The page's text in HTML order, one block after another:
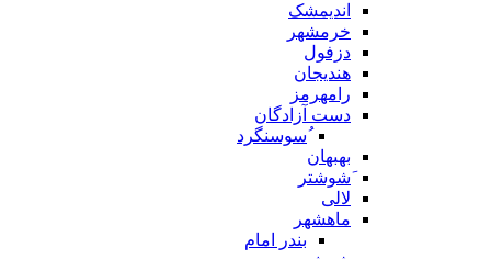
اندیمشک
خرمشهر
دزفول
هندیجان
رامهرمز
دست آزادگان
ُسوسنگرد
بهبهان
َشوشتر
لالی
ماهشهر
بندر امام